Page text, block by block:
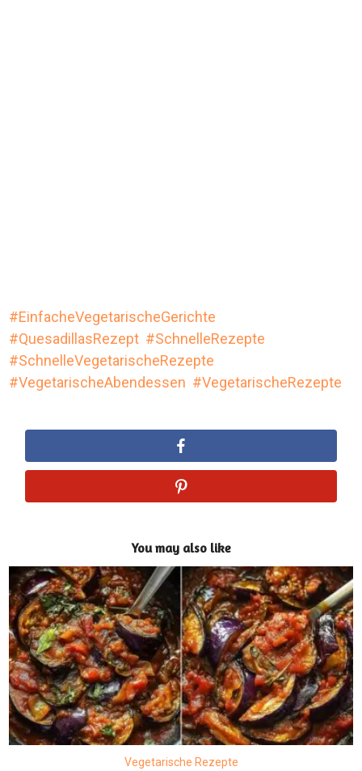
EinfacheVegetarischeGerichte
QuesadillasRezept
SchnelleRezepte
SchnelleVegetarischeRezepte
VegetarischeAbendessen
VegetarischeRezepte
You may also like
Vegetarische Rezepte